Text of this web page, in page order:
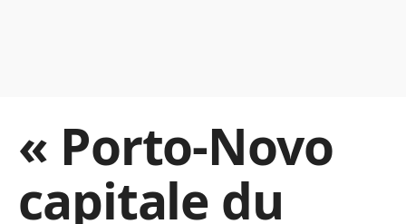
« Porto-Novo
capitale du